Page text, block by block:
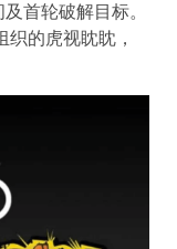
首轮破解目标。
的虎视眈眈，